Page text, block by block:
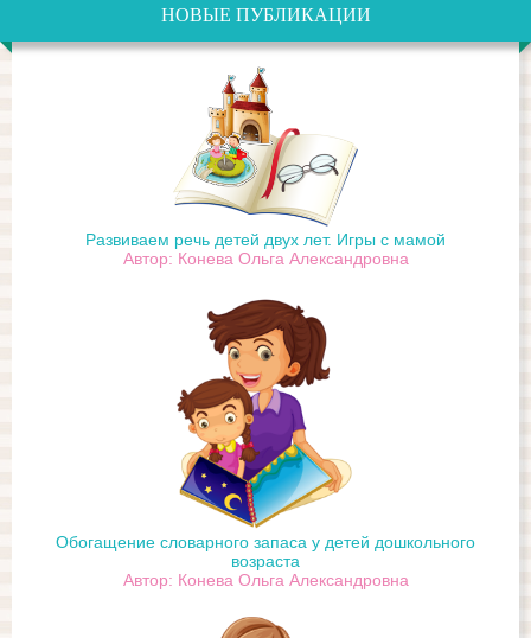
НОВЫЕ ПУБЛИКАЦИИ
Развиваем речь детей двух лет. Игры с мамой
Автор: Конева Ольга Александровна
Обогащение словарного запаса у детей дошкольного
возраста
Автор: Конева Ольга Александровна